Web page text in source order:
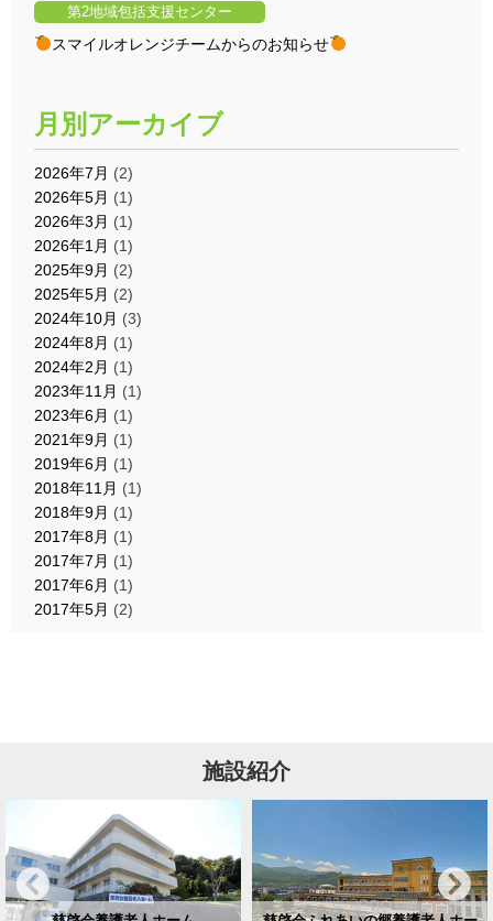
第2地域包括支援センター
️スマイルオレンジチームからのお知らせ
月別アーカイブ
2026年7月 (2)
2026年5月 (1)
2026年3月 (1)
2026年1月 (1)
2025年9月 (2)
2025年5月 (2)
2024年10月 (3)
2024年8月 (1)
2024年2月 (1)
2023年11月 (1)
2023年6月 (1)
2021年9月 (1)
2019年6月 (1)
2018年11月 (1)
2018年9月 (1)
2017年8月 (1)
2017年7月 (1)
2017年6月 (1)
2017年5月 (2)
施設紹介